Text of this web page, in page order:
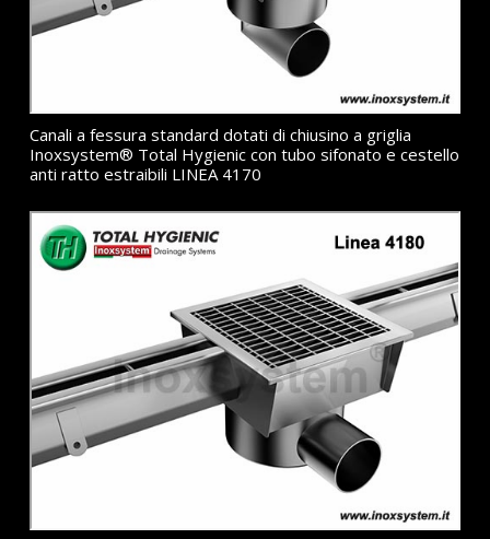
Canali a fessura standard dotati di chiusino a griglia
Inoxsystem® Total Hygienic con tubo sifonato e cestello
anti ratto estraibili LINEA 4170